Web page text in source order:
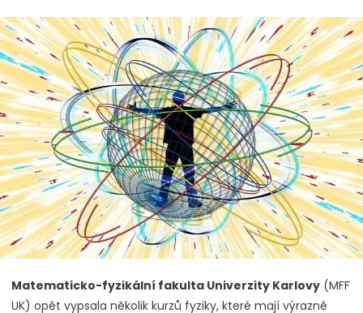
Matematicko-fyzikální fakulta Univerzity Karlovy (MFF
UK) opět vypsala několik kurzů fyziky, které mají výrazně